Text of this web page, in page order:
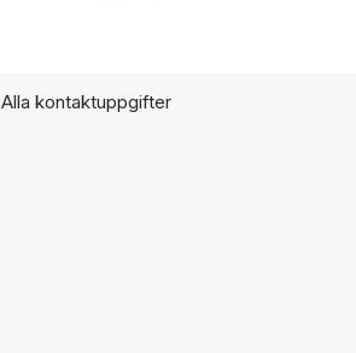
Alla kontaktuppgifter